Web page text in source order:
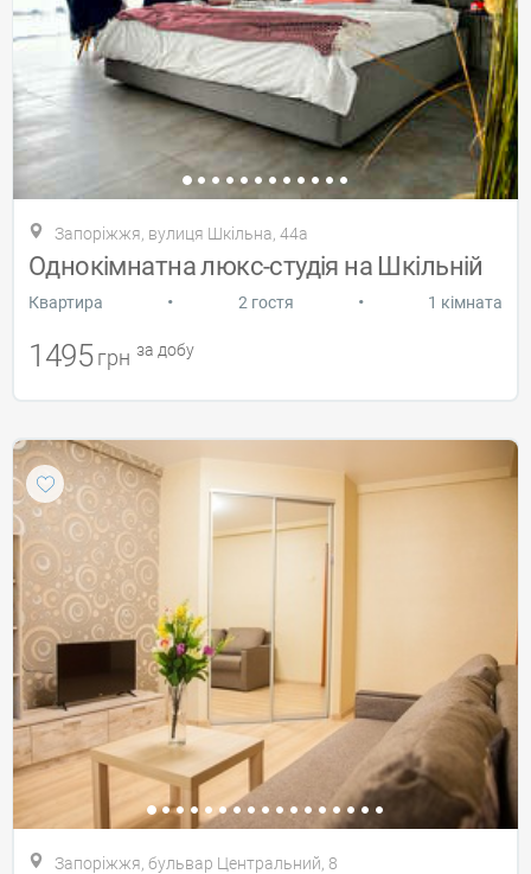
Запоріжжя, вулиця Шкільна, 44а
Однокімнатна люкс-студія на Шкільній
Квартира • 2 гостя • 1 кімната
1495 грн за добу
Запоріжжя, бульвар Центральний, 8